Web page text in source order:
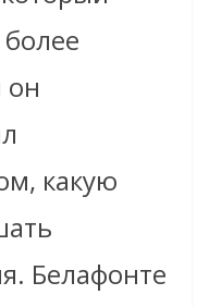
он
какую
Белафонте